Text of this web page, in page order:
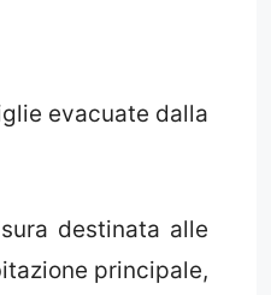
evacuate dalla
destinata alle
principale,